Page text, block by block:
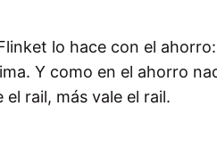
lo hace con el
Y como en el ahorro
rail, más vale el rail.